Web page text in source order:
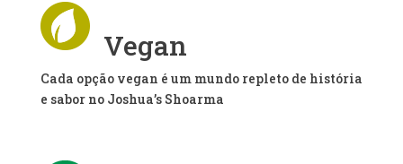
Vegan
Cada opção vegan é um mundo repleto de história
e sabor no Joshua’s Shoarma